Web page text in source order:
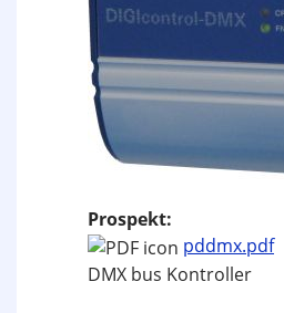
Prospekt:
pddmx.pdf
DMX bus Kontroller